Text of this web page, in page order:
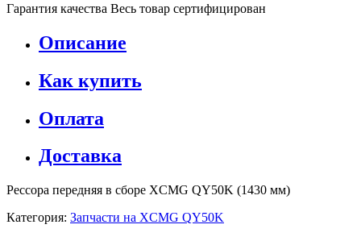
Гарантия качества Весь товар сертифицирован
Описание
Как купить
Оплата
Доставка
Рессора передняя в сборе XCMG QY50K (1430 мм)
Категория: Запчасти на XCMG QY50K